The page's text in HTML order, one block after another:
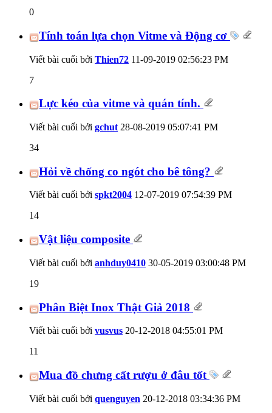
0
Tính toán lựa chọn Vitme và Động cơ
Viết bài cuối bởi Thien72 11-09-2019 02:56:23 PM
7
Lực kéo của vitme và quán tính.
Viết bài cuối bởi gchut 28-08-2019 05:07:41 PM
34
Hỏi về chống co ngót cho bê tông?
Viết bài cuối bởi spkt2004 12-07-2019 07:54:39 PM
14
Vật liệu composite
Viết bài cuối bởi anhduy0410 30-05-2019 03:00:48 PM
19
Phân Biệt Inox Thật Giả 2018
Viết bài cuối bởi vusvus 20-12-2018 04:55:01 PM
11
Mua đồ chưng cất rượu ở đâu tốt
Viết bài cuối bởi quenguyen 20-12-2018 03:34:36 PM